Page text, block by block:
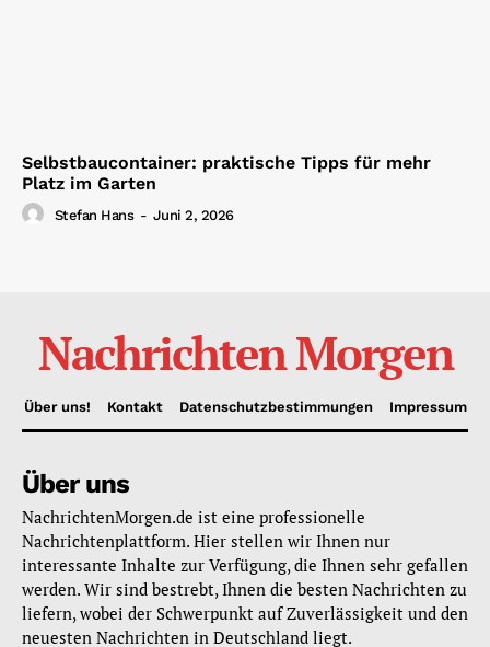
Selbstbaucontainer: praktische Tipps für mehr
Platz im Garten
Stefan Hans - Juni 2, 2026
Nachrichten Morgen
Über uns! Kontakt Datenschutzbestimmungen Impressum
Über uns
NachrichtenMorgen.de ist eine professionelle
Nachrichtenplattform. Hier stellen wir Ihnen nur
interessante Inhalte zur Verfügung, die Ihnen sehr gefallen
werden. Wir sind bestrebt, Ihnen die besten Nachrichten zu
liefern, wobei der Schwerpunkt auf Zuverlässigkeit und den
neuesten Nachrichten in Deutschland liegt.